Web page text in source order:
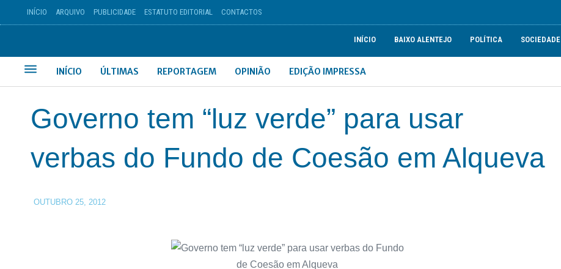
INÍCIO ARQUIVO PUBLICIDADE ESTATUTO EDITORIAL CONTACTOS
INÍCIO BAIXO ALENTEJO POLÍTICA SOCIEDADE
INÍCIO ÚLTIMAS REPORTAGEM OPINIÃO EDIÇÃO IMPRESSA
Governo tem “luz verde” para usar
verbas do Fundo de Coesão em Alqueva
OUTUBRO 25, 2012